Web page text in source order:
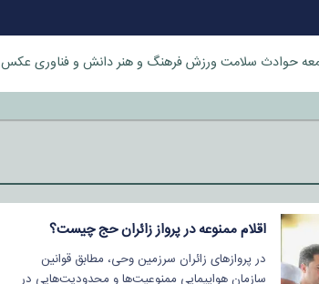
حوادث سلامت ورزشفرهنگ و هنردانش و فناوری عکس
اقلام ممنوعه در پرواز زائران حج چیست؟
در پروازهای زائران سرزمین وحی، مطابق قوانین
سازمان هواپیمایی ممنوعیت‌ها و محدودیت‌هایی در